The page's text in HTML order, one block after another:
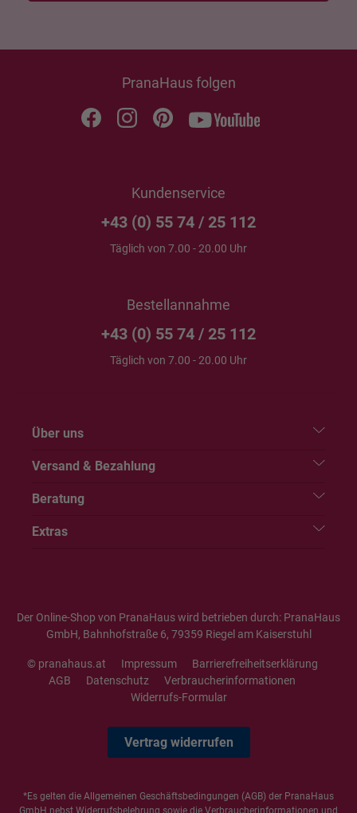
PranaHaus folgen
Kundenservice
+43 (0) 55 74 / 25 112
Täglich von 7.00 - 20.00 Uhr
Bestellannahme
+43 (0) 55 74 / 25 112
Täglich von 7.00 - 20.00 Uhr
Über uns
Versand & Bezahlung
Beratung
Extras
Der Online-Shop von PranaHaus wird betrieben durch: PranaHaus
GmbH, Bahnhofstraße 6, 79359 Riegel am Kaiserstuhl
© pranahaus.at Impressum
Barrierefreiheitserklärung
AGB
Datenschutz
Verbraucherinformationen
Widerrufs-Formular
Vertrag widerrufen
*Es gelten die Allgemeinen Geschäftsbedingungen (AGB) der PranaHaus
GmbH nebst Widerrufsbelehrung sowie die Verbraucherinformationen und